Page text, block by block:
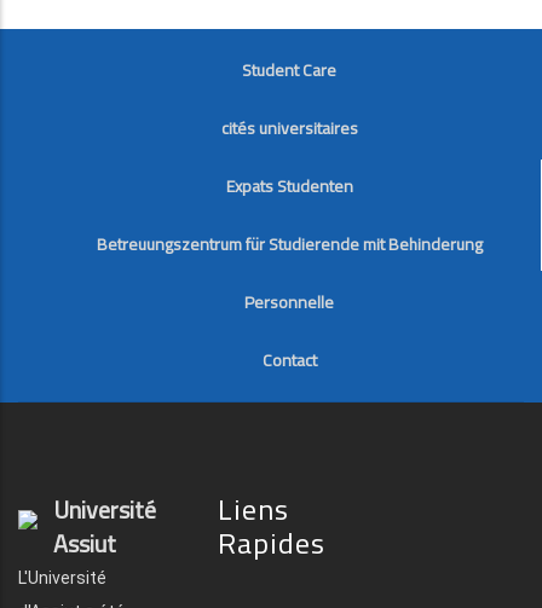
FOOTER
Student Care
cités universitaires
Expats Studenten
Betreuungszentrum für Studierende mit Behinderung
Personnelle
Contact
Université
Assiut
L'Université
Liens
Rapides